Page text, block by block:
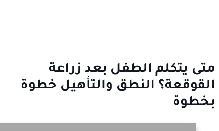
متى يتكلم الطفل بعد زراعة
القوقعة؟ النطق والتأهيل خطوة
بخطوة